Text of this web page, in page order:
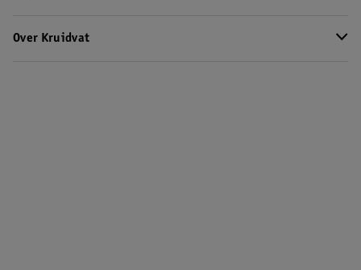
Over Kruidvat